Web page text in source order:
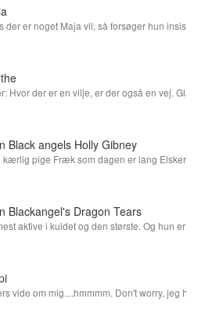
Black angels Holly Gibney
Blackangel's Dragon Tears